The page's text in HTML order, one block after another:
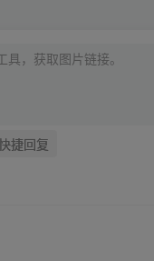
打完50下后，妹妹的
久，妹妹既没有大声
有时根本不理会，
捷回复